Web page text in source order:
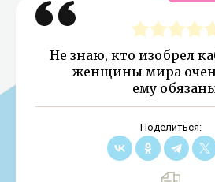
Не знаю, кто изобрел
женщины мира
ему
Поделиться: